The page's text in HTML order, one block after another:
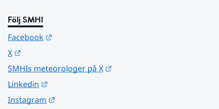
Följ SMHI
Facebook
X
SMHIs meteorologer på X
Linkedin
Instagram